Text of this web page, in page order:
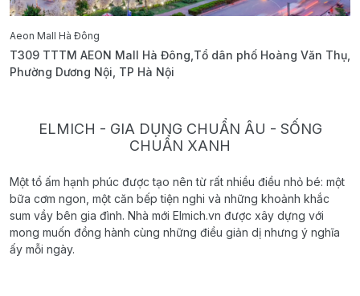
Aeon Mall Hà Đông
T309 TTTM AEON Mall Hà Đông,Tổ dân phố Hoàng Văn Thụ,
Phường Dương Nội, TP Hà Nội
ELMICH - GIA DỤNG CHUẨN ÂU - SỐNG
CHUẨN XANH
Một tổ ấm hạnh phúc được tạo nên từ rất nhiều điều nhỏ bé: một
bữa cơm ngon, một căn bếp tiện nghi và những khoảnh khắc
sum vầy bên gia đình. Nhà mới Elmich.vn được xây dựng với
mong muốn đồng hành cùng những điều giản dị nhưng ý nghĩa
ấy mỗi ngày.